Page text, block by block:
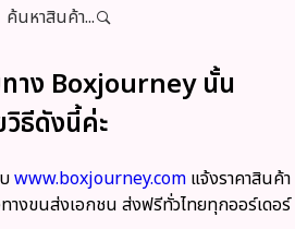
ค้นหาสินค้า...
าง Boxjourney นั้น
ธีดังนี้ค่ะ
www.boxjourney.com แจ้งราคาสินค้า
างขนส่งเอกชน ส่งฟรีทั่วไทยทุกออร์เดอร์